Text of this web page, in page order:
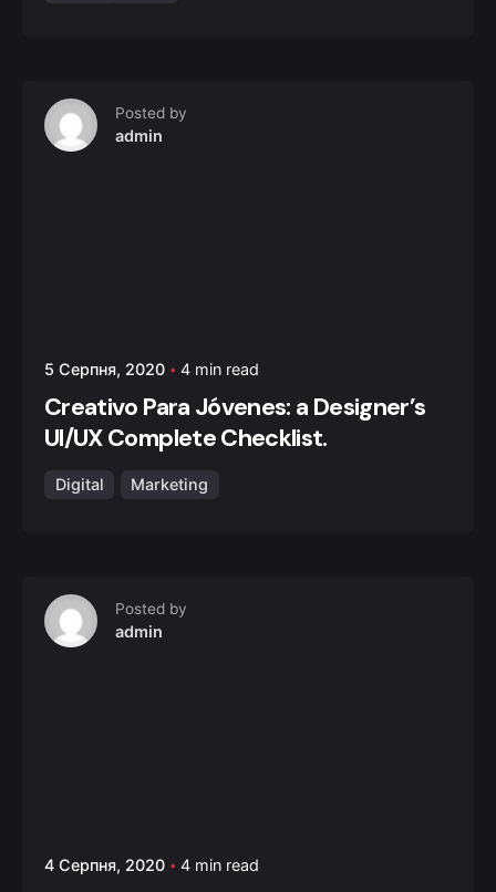
Posted by
admin
5 Серпня, 2020 4 min read
Creativo Para Jóvenes: a Designer’s
UI/UX Complete Checklist.
Digital Marketing
Posted by
admin
4 Серпня, 2020 4 min read